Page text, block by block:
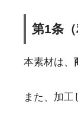
第1条（
本素材は、
また、加工